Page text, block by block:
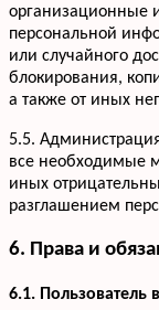
организационные
персональной
или случайного
блокирования,
а также от иных
5.5.
все необходимые
иных
разглашением
6. Права и
6.1. Пользователь